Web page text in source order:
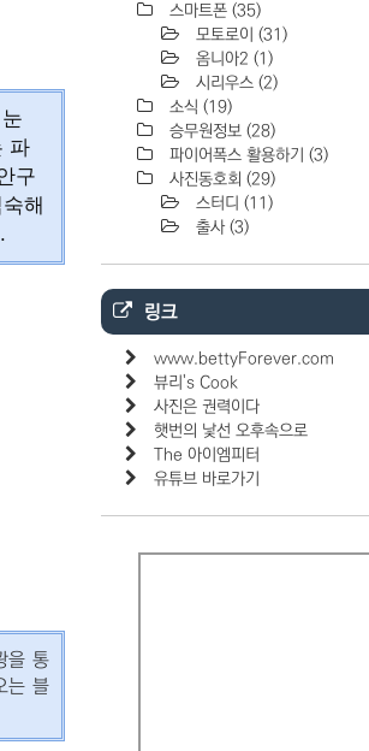
파
구
해
을 통
는 블
스마트폰 (35)
모토로이 (31)
옴니아2 (1)
시리우스 (2)
소식 (19)
승무원정보 (28)
파이어폭스 활용하기 (3)
사진동호회 (29)
스터디 (11)
출사 (3)
링크
www.bettyForever.com
뷰리's Cook
사진은 권력이다
햇번의 낯선 오후속으로
The 아이엠피터
유튜브 바로가기